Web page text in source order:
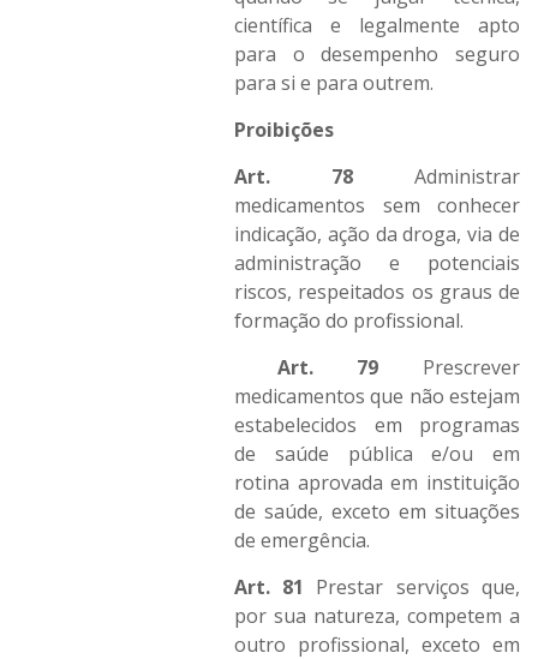
científica e legalmente apto
para o desempenho seguro
para si e para outrem.
Proibições
Art. 78 Administrar
medicamentos sem conhecer
indicação, ação da droga, via de
administração e potenciais
riscos, respeitados os graus de
formação do profissional.
Art. 79 Prescrever
medicamentos que não estejam
estabelecidos em programas
de saúde pública e/ou em
rotina aprovada em instituição
de saúde, exceto em situações
de emergência.
Art. 81 Prestar serviços que,
por sua natureza, competem a
outro profissional, exceto em